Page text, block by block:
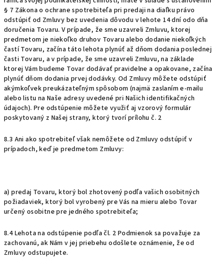
§ 7 Zákona o ochrane spotrebiteľa pri predaji na diaľku právo
odstúpiť od Zmluvy bez uvedenia dôvodu v lehote 14 dní odo dňa
doručenia Tovaru. V prípade, že sme uzavreli Zmluvu, ktorej
predmetom je niekoľko druhov Tovaru alebo dodanie niekoľkých
častí Tovaru, začína táto lehota plynúť až dňom dodania poslednej
časti Tovaru, a v prípade, že sme uzavreli Zmluvu, na základe
ktorej Vám budeme Tovar dodávať pravidelne a opakovane, začína
plynúť dňom dodania prvej dodávky. Od Zmluvy môžete odstúpiť
akýmkoľvek preukázateľným spôsobom (najmä zaslaním e-mailu
alebo listu na Naše adresy uvedené pri Našich identifikačných
údajoch). Pre odstúpenie môžete využiť aj vzorový formulár
poskytovaný z Našej strany, ktorý tvorí prílohu č. 2
8.3 Ani ako spotrebiteľ však nemôžete od Zmluvy odstúpiť v
prípadoch, keď je predmetom Zmluvy:
a) predaj Tovaru, ktorý bol zhotovený podľa vašich osobitných
požiadaviek, ktorý bol vyrobený pre Vás na mieru alebo Tovar
určený osobitne pre jedného spotrebiteľa;
8.4 Lehota na odstúpenie podľa čl. 2 Podmienok sa považuje za
zachovanú, ak Nám v jej priebehu odošlete oznámenie, že od
Zmluvy odstupujete.